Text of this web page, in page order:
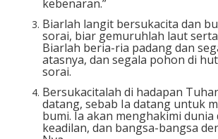
kebenaran.”
Biarlah langit bersukacita dan
sorai, biar gemuruhlah laut
Biarlah beria-ria padang dan
atasnya, dan segala pohon di
sorai.
Bersukacitalah di hadapan
datang, sebab Ia datang untuk
bumi. Ia akan menghakimi dunia
keadilan, dan bangsa-bangsa